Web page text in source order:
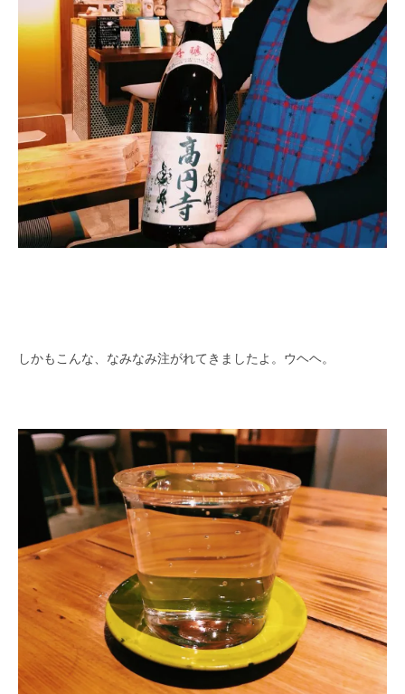
しかもこんな、なみなみ注がれてきましたよ。ウヘヘ。